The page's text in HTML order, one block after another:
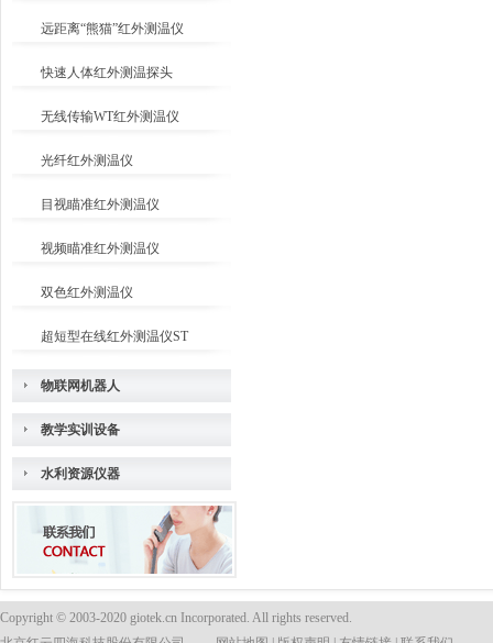
远距离“熊猫”红外测温仪
快速人体红外测温探头
无线传输WT红外测温仪
光纤红外测温仪
目视瞄准红外测温仪
视频瞄准红外测温仪
双色红外测温仪
超短型在线红外测温仪ST
物联网机器人
教学实训设备
水利资源仪器
Copyright © 2003-2020 giotek.cn Incorporated. All rights reserved.